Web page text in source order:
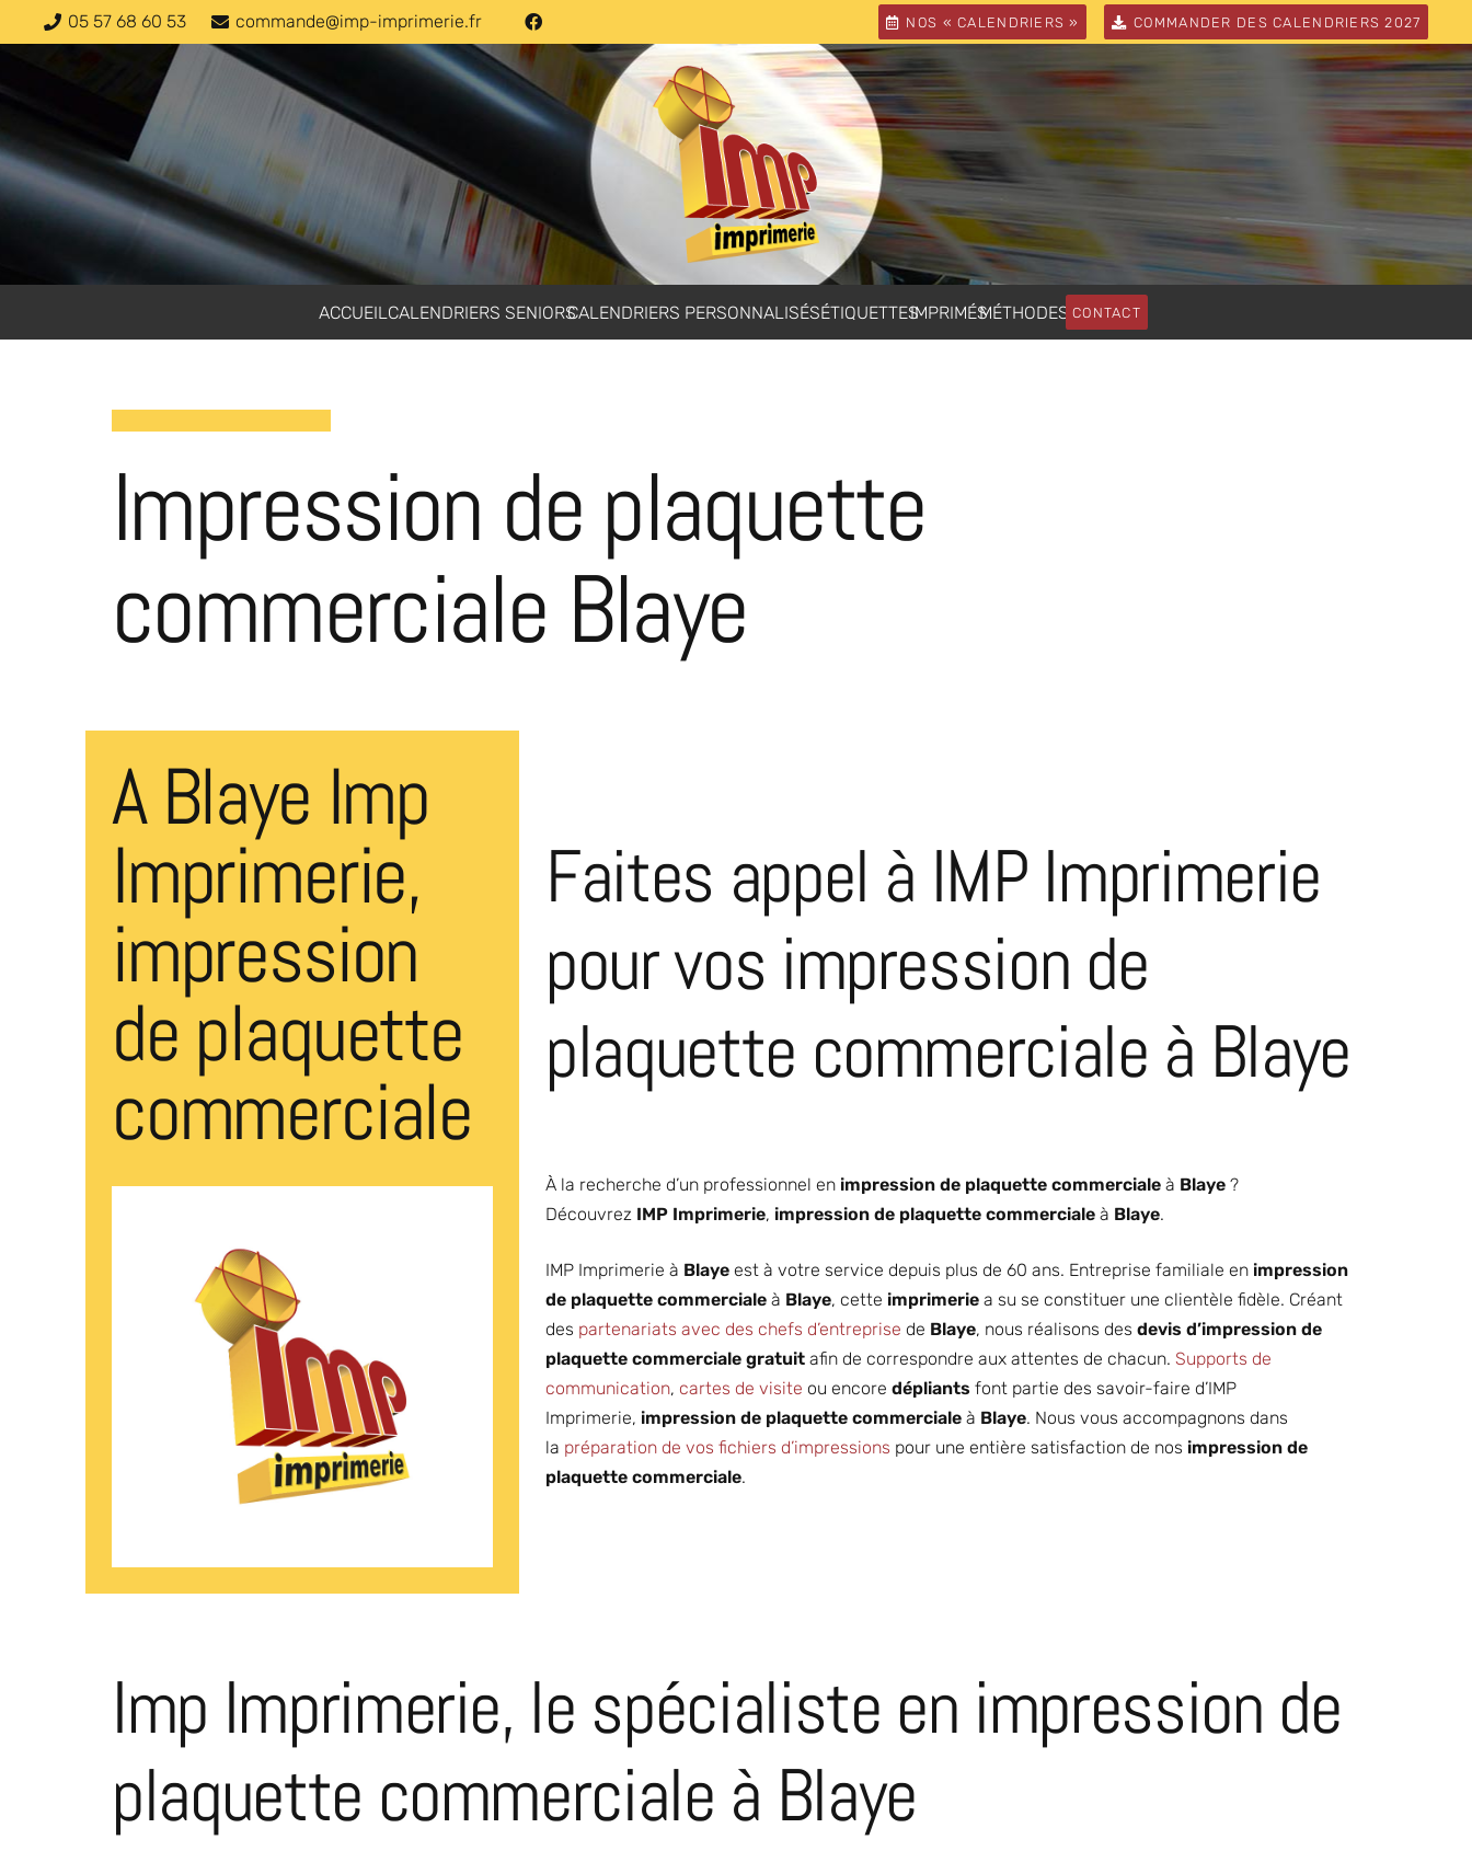
05 57 68 60 53 commande@imp-imprimerie.fr NOS « CALENDRIERS » COMMANDER DES CALENDRIERS 2027
ACCUEIL CALENDRIERS SENIORSCALENDRIERS PERSONNALISÉSÉTIQUETTESIMPRIMÉSMÉTHODES CONTACT
Impression de plaquette
commerciale Blaye
A Blaye Imp
Imprimerie,
impression
de plaquette
commerciale
Faites appel à IMP Imprimerie
pour vos impression de
plaquette commerciale à Blaye
À la recherche d’un professionnel en impression de plaquette commercialeà Blaye?
Découvrez IMP Imprimerie, impression de plaquette commercialeà Blaye.
IMP Imprimerie à Blayeest à votre service depuis plus de 60 ans. Entreprise familiale en impression
de plaquette commercialeà Blaye, cette imprimeriea su se constituer une clientèle fidèle. Créant
des partenariats avec des chefs d’entreprise de Blaye, nous réalisons des devis d’impression de
plaquette commerciale gratuitafin de correspondre aux attentes de chacun. Supports de
communication, cartes de visite ou encore dépliantsfont partie des savoir-faire d’IMP
Imprimerie, impression de plaquette commercialeà Blaye. Nous vous accompagnons dans
la préparation de vos fichiers d’impressions pour une entière satisfaction de nos impression de
plaquette commerciale.
Imp Imprimerie, le spécialiste en impression de
plaquette commerciale à Blaye